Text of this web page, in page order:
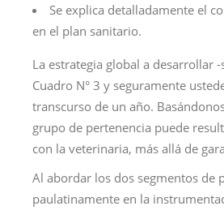
Se explica detalladamente el
en el plan sanitario.
La estrategia global a desarrollar
Cuadro N° 3 y seguramente
transcurso de un año.
grupo de pertenencia puede
con la veterinaria, más allá de
Al abordar los dos segmentos de
paulatinamente en la